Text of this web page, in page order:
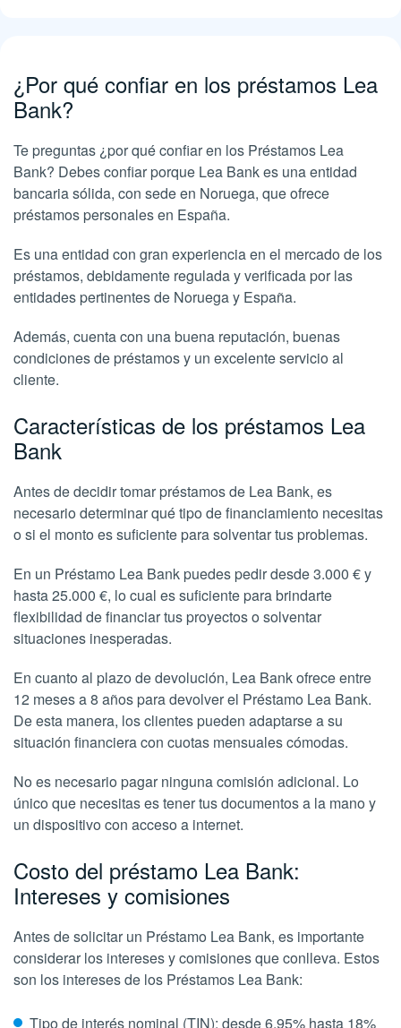
¿Por qué confiar en los préstamos Lea
Bank?
Te preguntas ¿por qué confiar en los Préstamos Lea
Bank? Debes confiar porque Lea Bank es una entidad
bancaria sólida, con sede en Noruega, que ofrece
préstamos personales en España.
Es una entidad con gran experiencia en el mercado de los
préstamos, debidamente regulada y verificada por las
entidades pertinentes de Noruega y España.
Además, cuenta con una buena reputación, buenas
condiciones de préstamos y un excelente servicio al
cliente.
Características de los préstamos Lea
Bank
Antes de decidir tomar préstamos de Lea Bank, es
necesario determinar qué tipo de financiamiento necesitas
o si el monto es suficiente para solventar tus problemas.
En un Préstamo Lea Bank puedes pedir desde 3.000 € y
hasta 25.000 €, lo cual es suficiente para brindarte
flexibilidad de financiar tus proyectos o solventar
situaciones inesperadas.
En cuanto al plazo de devolución, Lea Bank ofrece entre
12 meses a 8 años para devolver el Préstamo Lea Bank.
De esta manera, los clientes pueden adaptarse a su
situación financiera con cuotas mensuales cómodas.
No es necesario pagar ninguna comisión adicional. Lo
único que necesitas es tener tus documentos a la mano y
un dispositivo con acceso a internet.
Costo del préstamo Lea Bank:
Intereses y comisiones
Antes de solicitar un Préstamo Lea Bank, es importante
considerar los intereses y comisiones que conlleva. Estos
son los intereses de los Préstamos Lea Bank:
Tipo de interés nominal (TIN): desde 6,95% hasta 18%